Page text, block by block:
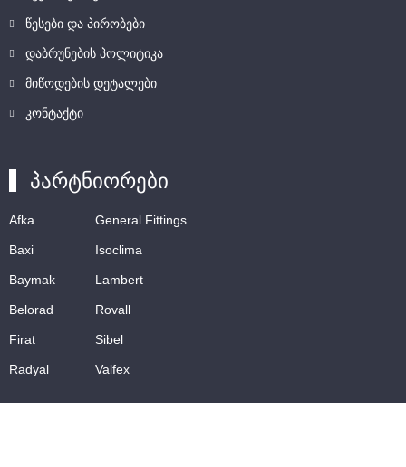
წესები და პირობები
დაბრუნების პოლიტიკა
მიწოდების დეტალები
კონტაქტი
პარტნიორები
Afka
Baxi
Baymak
Belorad
Firat
Radyal
General Fittings
Isoclima
Lambert
Rovall
Sibel
Valfex